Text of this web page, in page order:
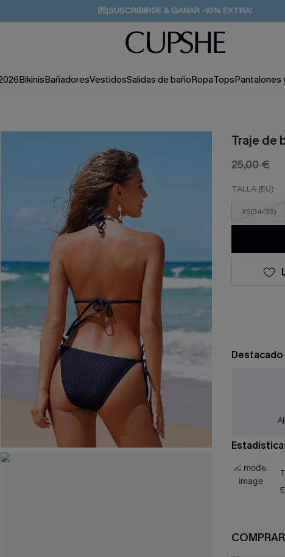
💌¡SUSCRIBIRSE & GANAR -10% EXTRA!
🚚ENVÍO GRATUITO A PARTIR DE 49 € >>
BikinisBañadoresVestidosSalidas de bañoRopaTopsPantalones
Traje de
25,00 €
TALLA (EU)
XS(34/36)